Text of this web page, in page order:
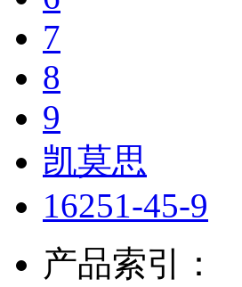
7
8
9
凯莫思
16251-45-9
产品索引：